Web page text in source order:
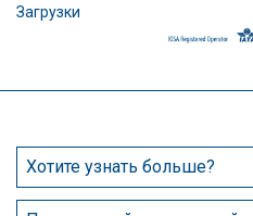
Загрузки